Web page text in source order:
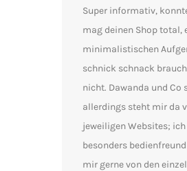
Super informativ,
mag deinen Shop total,
minimalistischen
schnick schnack
nicht. Dawanda und Co
allerdings steht mir da
jeweiligen Websites;
besonders
mir gerne von den